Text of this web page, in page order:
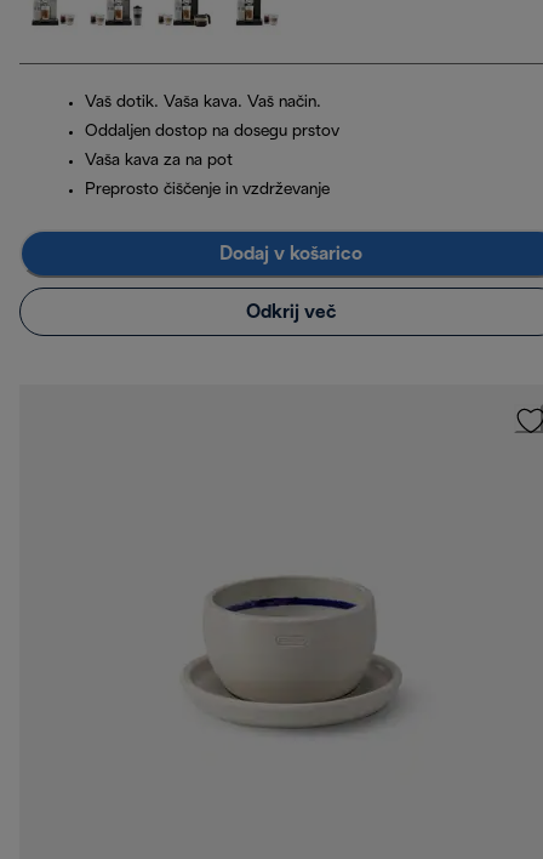
Vaš dotik. Vaša kava. Vaš način.
Oddaljen dostop na dosegu prstov
Vaša kava za na pot
Preprosto čiščenje in vzdrževanje
Dodaj v košarico
Odkrij več